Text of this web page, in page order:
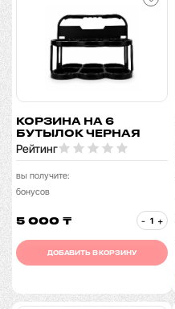
КОРЗИНА НА 6
БУТЫЛОК ЧЕРНАЯ
Рейтинг
вы получите:
бонусов
5 000 ₸ - +
ДОБАВИТЬ В КОРЗИНУ